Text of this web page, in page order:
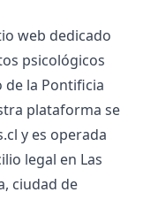
web dedicado
psicológicos
la Pontificia
plataforma se
y es operada
legal en Las
ciudad de